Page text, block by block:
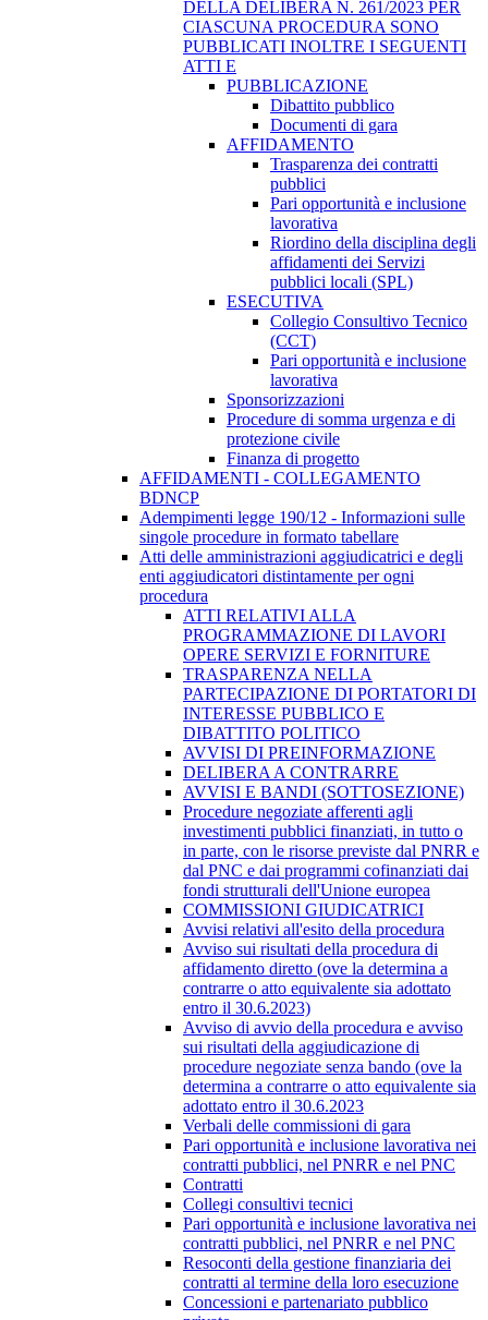
DELLA DELIBERA N. 261/2023 PER
CIASCUNA PROCEDURA SONO
PUBBLICATI INOLTRE I SEGUENTI
ATTI E
PUBBLICAZIONE
Dibattito pubblico
Documenti di gara
AFFIDAMENTO
Trasparenza dei contratti
pubblici
Pari opportunità e inclusione
lavorativa
Riordino della disciplina degli
affidamenti dei Servizi
pubblici locali (SPL)
ESECUTIVA
Collegio Consultivo Tecnico
(CCT)
Pari opportunità e inclusione
lavorativa
Sponsorizzazioni
Procedure di somma urgenza e di
protezione civile
Finanza di progetto
AFFIDAMENTI - COLLEGAMENTO
BDNCP
Adempimenti legge 190/12 - Informazioni sulle
singole procedure in formato tabellare
Atti delle amministrazioni aggiudicatrici e degli
enti aggiudicatori distintamente per ogni
procedura
ATTI RELATIVI ALLA
PROGRAMMAZIONE DI LAVORI
OPERE SERVIZI E FORNITURE
TRASPARENZA NELLA
PARTECIPAZIONE DI PORTATORI DI
INTERESSE PUBBLICO E
DIBATTITO POLITICO
AVVISI DI PREINFORMAZIONE
DELIBERA A CONTRARRE
AVVISI E BANDI (SOTTOSEZIONE)
Procedure negoziate afferenti agli
investimenti pubblici finanziati, in tutto o
in parte, con le risorse previste dal PNRR e
dal PNC e dai programmi cofinanziati dai
fondi strutturali dell'Unione europea
COMMISSIONI GIUDICATRICI
Avvisi relativi all'esito della procedura
Avviso sui risultati della procedura di
affidamento diretto (ove la determina a
contrarre o atto equivalente sia adottato
entro il 30.6.2023)
Avviso di avvio della procedura e avviso
sui risultati della aggiudicazione di
procedure negoziate senza bando (ove la
determina a contrarre o atto equivalente sia
adottato entro il 30.6.2023
Verbali delle commissioni di gara
Pari opportunità e inclusione lavorativa nei
contratti pubblici, nel PNRR e nel PNC
Contratti
Collegi consultivi tecnici
Pari opportunità e inclusione lavorativa nei
contratti pubblici, nel PNRR e nel PNC
Resoconti della gestione finanziaria dei
contratti al termine della loro esecuzione
Concessioni e partenariato pubblico